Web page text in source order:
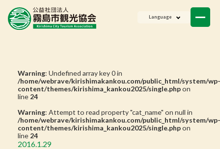
Language
Warning: Undefined array key 0 in
/home/webrave/kirishimakankou.com/public_html/system/wp-
content/themes/kirishima_kankou2025/single.phpon
line 24
Warning: Attempt to read property "cat_name" on null in
/home/webrave/kirishimakankou.com/public_html/system/wp-
content/themes/kirishima_kankou2025/single.phpon
line 24
2016.1.29